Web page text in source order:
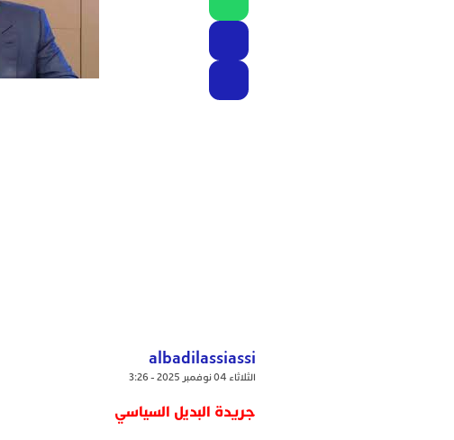
albadilassiassi
الثلاثاء 04 نوفمبر 2025 - 3:26
جريدة البديل السياسي